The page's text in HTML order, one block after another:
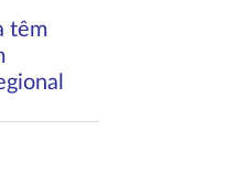
têm